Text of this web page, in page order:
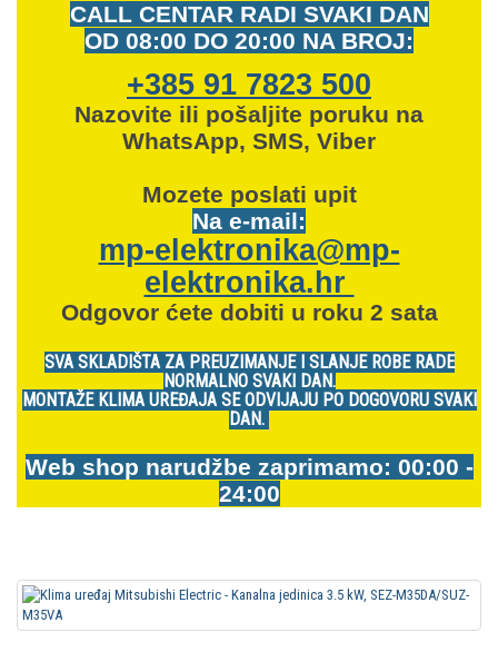
CALL CENTAR RADI SVAKI DAN
OD 08:00 DO 20:00 NA BROJ:
+385 91 7823 500
Nazovite ili pošaljite poruku na
WhatsApp, SMS, Viber
Mozete poslati upit
Na e-mail:
mp-elektronika@mp-
elektronika.hr
Odgovor ćete dobiti u roku 2 sata
SVA SKLADIŠTA ZA PREUZIMANJE I SLANJE ROBE RADE
NORMALNO SVAKI DAN.
MONTAŽE KLIMA UREĐAJA SE ODVIJAJU PO DOGOVORU SVAKI
DAN.
Web shop narudžbe zaprimamo: 00:00 -
24:00